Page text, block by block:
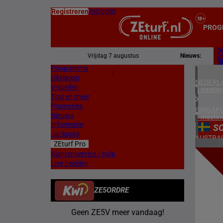
RegistrerenInloggen
Vrijdag 7 augustus Nieuws:
Programma
Uitslagen
V-spellen
Tips en meer
Promoties
Nieuws
Informatie
Jackpots
ZEturf Pro
Klantenservice / hulp
Live beelden
ZE5ORDRE
Geen ZE5V meer vandaag!
2
1
4
12
25/03/